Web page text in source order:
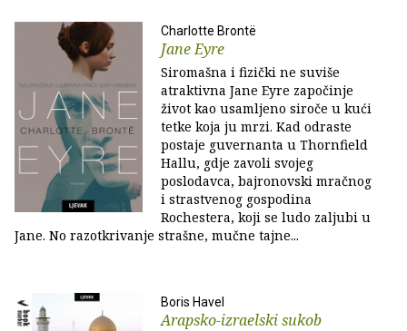
Charlotte Brontë
Jane Eyre
Siromašna i fizički ne suviše
atraktivna Jane Eyre započinje
život kao usamljeno siroče u kući
tetke koja ju mrzi. Kad odraste
postaje guvernanta u Thornfield
Hallu, gdje zavoli svojeg
poslodavca, bajronovski mračnog
i strastvenog gospodina
Rochestera, koji se ludo zaljubi u
Jane. No razotkrivanje strašne, mučne tajne...
Boris Havel
Arapsko-izraelski sukob